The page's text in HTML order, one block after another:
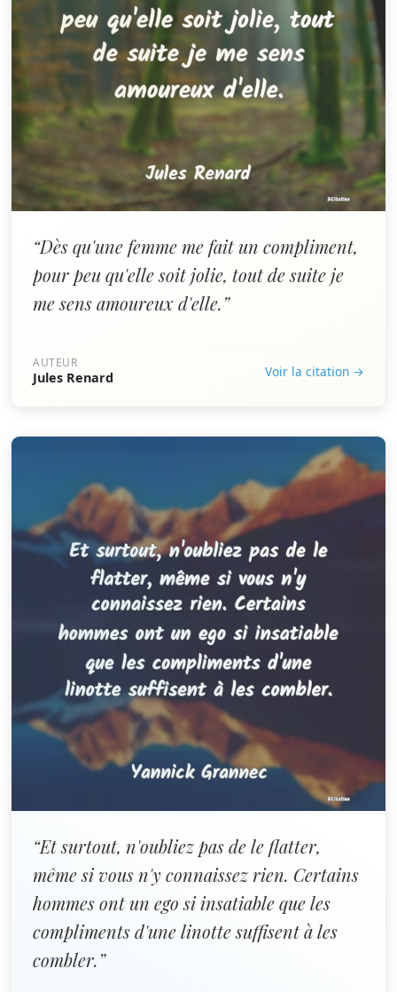
“Dès qu'une femme me fait un compliment,
pour peu qu'elle soit jolie, tout de suite je
me sens amoureux d'elle.”
AUTEUR
Jules Renard Voir la citation →
“Et surtout, n'oubliez pas de le flatter,
même si vous n'y connaissez rien. Certains
hommes ont un ego si insatiable que les
compliments d'une linotte suffisent à les
combler.”